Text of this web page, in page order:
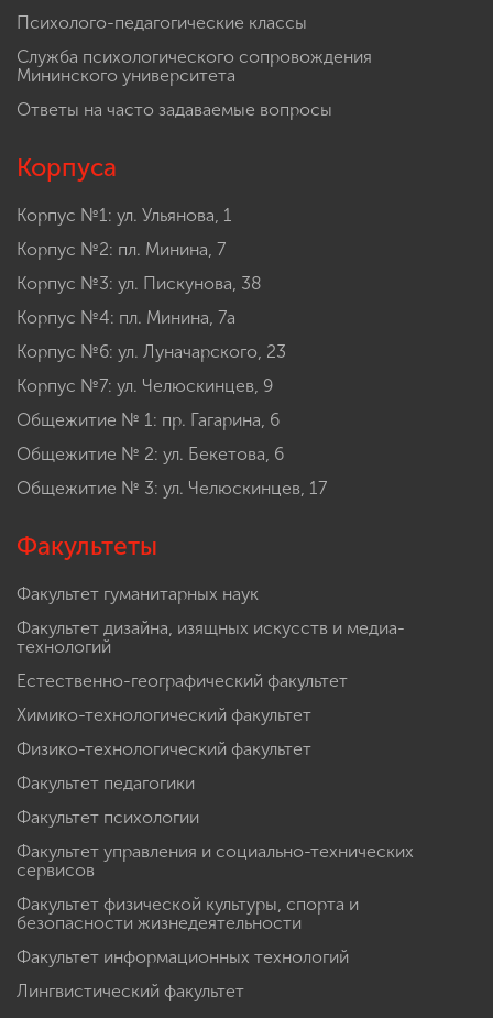
Психолого-педагогические классы
Служба психологического сопровождения
Мининского университета
Ответы на часто задаваемые вопросы
Корпуса
Корпус №1: ул. Ульянова, 1
Корпус №2: пл. Минина, 7
Корпус №3: ул. Пискунова, 38
Корпус №4: пл. Минина, 7а
Корпус №6: ул. Луначарского, 23
Корпус №7: ул. Челюскинцев, 9
Общежитие № 1: пр. Гагарина, 6
Общежитие № 2: ул. Бекетова, 6
Общежитие № 3: ул. Челюскинцев, 17
Факультеты
Факультет гуманитарных наук
Факультет дизайна, изящных искусств и медиа-
технологий
Естественно-географический факультет
Химико-технологический факультет
Физико-технологический факультет
Факультет педагогики
Факультет психологии
Факультет управления и социально-технических
сервисов
Факультет физической культуры, спорта и
безопасности жизнедеятельности
Факультет информационных технологий
Лингвистический факультет